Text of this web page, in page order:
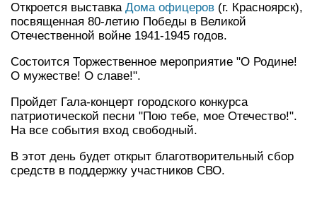
Откроется выставка Дома офицеров (г. Красноярск),
посвященная 80-летию Победы в Великой
Отечественной войне 1941-1945 годов.
Состоится Торжественное мероприятие "О Родине!
О мужестве! О славе!".
Пройдет Гала-концерт городского конкурса
патриотической песни "Пою тебе, мое Отечество!".
На все события вход свободный.
В этот день будет открыт благотворительный сбор
средств в поддержку участников СВО.